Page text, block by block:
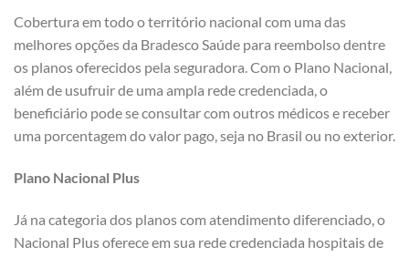
Cobertura em todo o território nacional com uma das
melhores opções da Bradesco Saúde para reembolso dentre
os planos oferecidos pela seguradora. Com o Plano Nacional,
além de usufruir de uma ampla rede credenciada, o
beneficiário pode se consultar com outros médicos e receber
uma porcentagem do valor pago, seja no Brasil ou no exterior.
Plano Nacional Plus
Já na categoria dos planos com atendimento diferenciado, o
Nacional Plus oferece em sua rede credenciada hospitais de